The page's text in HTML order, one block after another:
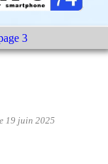
3
19 juin 2025